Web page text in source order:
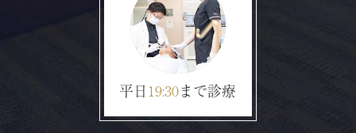
平日19:30まで診療